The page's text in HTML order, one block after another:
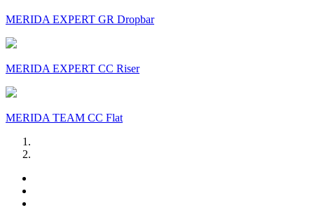
MERIDA EXPERT GR Dropbar
MERIDA EXPERT CC Riser
MERIDA TEAM CC Flat